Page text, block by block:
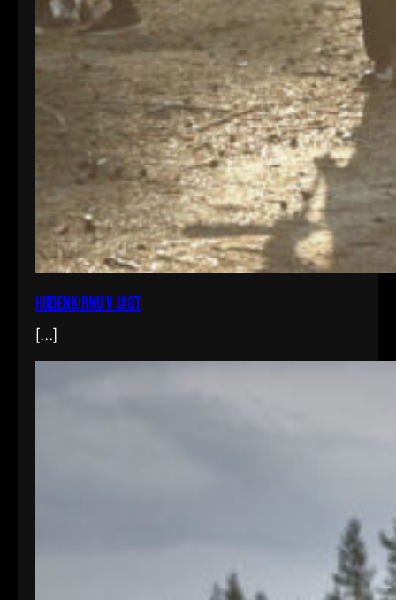
Hiidenkirnu V jaot
[…]